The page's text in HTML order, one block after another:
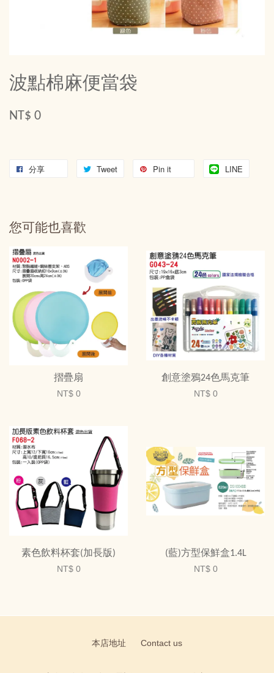
波點棉麻便當袋
NT$ 0
分享 Tweet Pin it LINE
您可能也喜歡
摺疊扇
NT$ 0
創意塗鴉24色馬克筆
NT$ 0
素色飲料杯套(加長版)
NT$ 0
(藍)方型保鮮盒1.4L
NT$ 0
本店地址 Contact us